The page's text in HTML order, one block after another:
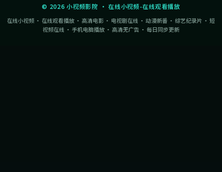
© 2026 小视频影院 ·在线小视频-在线观看播放
在线小视频 · 在线观看播放 · 高清电影 · 电视剧在线 · 动漫新番 · 综艺纪录片 · 短
视频在线 · 手机电脑播放 · 高清无广告 · 每日同步更新